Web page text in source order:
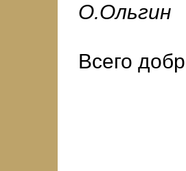
O.Oльгин
Всего